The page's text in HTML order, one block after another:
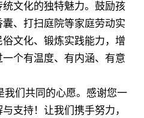
文化的独特魅力。鼓励孩
、打扫庭院等家庭劳动实
文化、锻炼实践能力，增
个有温度、有内涵、有意
我们共同的心愿。感谢您一
支持！让我们携手努力，